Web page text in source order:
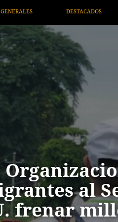
NACIONAL SALUD
al
frenar